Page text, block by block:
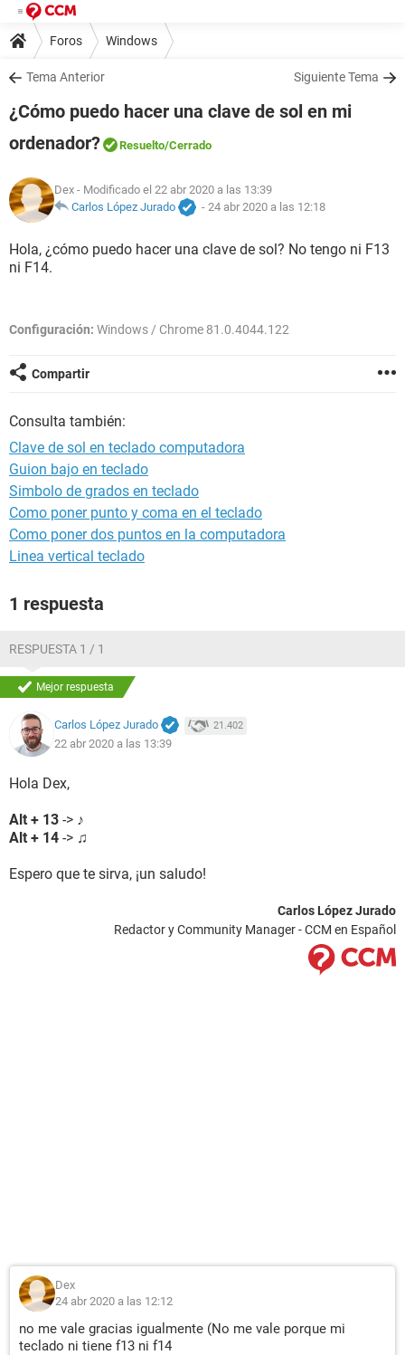
Foros Windows
Tema Anterior Siguiente Tema
¿Cómo puedo hacer una clave de sol en mi
ordenador?
Resuelto/Cerrado
Dex - Modificado el 22 abr 2020 a las 13:39
Carlos López Jurado
- 24 abr 2020 a las 12:18
Hola, ¿cómo puedo hacer una clave de sol? No tengo ni F13
ni F14.
Configuración: Windows / Chrome 81.0.4044.122
Compartir
Consulta también:
Clave de sol en teclado computadora
Guion bajo en teclado
Simbolo de grados en teclado
Como poner punto y coma en el teclado
Como poner dos puntos en la computadora
Linea vertical teclado
1 respuesta
RESPUESTA 1 / 1
Mejor respuesta
Carlos López Jurado 21.402
22 abr 2020 a las 13:39
Hola Dex,
Alt + 13 -> ♪
Alt + 14 -> ♫
Espero que te sirva, ¡un saludo!
Carlos López Jurado
Redactor y Community Manager - CCM en Español
Dex
24 abr 2020 a las 12:12
no me vale gracias igualmente (No me vale porque mi
teclado ni tiene f13 ni f14